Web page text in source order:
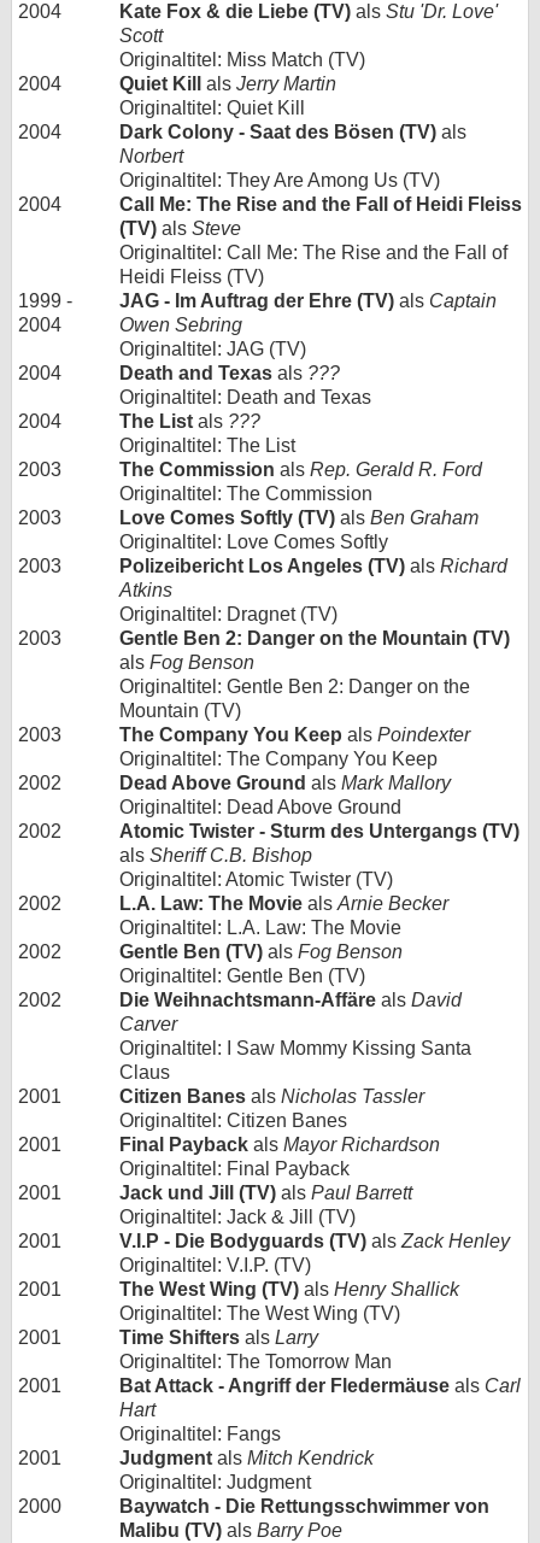
2004
Kate Fox & die Liebe (TV) als Stu 'Dr. Love'
Scott
Originaltitel: Miss Match (TV)
2004
Quiet Kill als Jerry Martin
Originaltitel: Quiet Kill
2004
Dark Colony - Saat des Bösen (TV) als
Norbert
Originaltitel: They Are Among Us (TV)
2004
Call Me: The Rise and the Fall of Heidi Fleiss
(TV) als Steve
Originaltitel: Call Me: The Rise and the Fall of
Heidi Fleiss (TV)
1999 -
2004
JAG - Im Auftrag der Ehre (TV) als Captain
Owen Sebring
Originaltitel: JAG (TV)
2004
Death and Texas als ???
Originaltitel: Death and Texas
2004
The List als ???
Originaltitel: The List
2003
The Commission als Rep. Gerald R. Ford
Originaltitel: The Commission
2003
Love Comes Softly (TV) als Ben Graham
Originaltitel: Love Comes Softly
2003
Polizeibericht Los Angeles (TV) als Richard
Atkins
Originaltitel: Dragnet (TV)
2003
Gentle Ben 2: Danger on the Mountain (TV)
als Fog Benson
Originaltitel: Gentle Ben 2: Danger on the
Mountain (TV)
2003
The Company You Keep als Poindexter
Originaltitel: The Company You Keep
2002
Dead Above Ground als Mark Mallory
Originaltitel: Dead Above Ground
2002
Atomic Twister - Sturm des Untergangs (TV)
als Sheriff C.B. Bishop
Originaltitel: Atomic Twister (TV)
2002
L.A. Law: The Movie als Arnie Becker
Originaltitel: L.A. Law: The Movie
2002
Gentle Ben (TV) als Fog Benson
Originaltitel: Gentle Ben (TV)
2002
Die Weihnachtsmann-Affäre als David
Carver
Originaltitel: I Saw Mommy Kissing Santa
Claus
2001
Citizen Banes als Nicholas Tassler
Originaltitel: Citizen Banes
2001
Final Payback als Mayor Richardson
Originaltitel: Final Payback
2001
Jack und Jill (TV) als Paul Barrett
Originaltitel: Jack & Jill (TV)
2001
V.I.P - Die Bodyguards (TV) als Zack Henley
Originaltitel: V.I.P. (TV)
2001
The West Wing (TV) als Henry Shallick
Originaltitel: The West Wing (TV)
2001
Time Shifters als Larry
Originaltitel: The Tomorrow Man
2001
Bat Attack - Angriff der Fledermäuse als Carl
Hart
Originaltitel: Fangs
2001
Judgment als Mitch Kendrick
Originaltitel: Judgment
2000
Baywatch - Die Rettungsschwimmer von
Malibu (TV) als Barry Poe